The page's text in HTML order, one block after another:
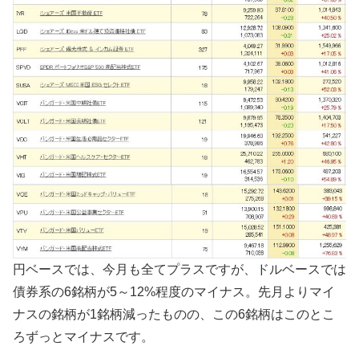
円ベースでは、今月も全てプラスですが、ドルベースでは
債券系の6銘柄が5～12%程度のマイナス。先月よりマイ
ナスの銘柄が1銘柄減ったものの、この6銘柄はこのとこ
ろずっとマイナスです。